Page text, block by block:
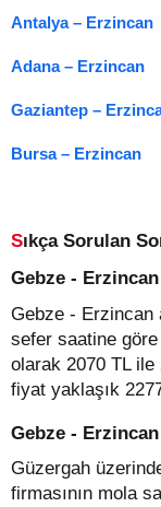
Antalya – Erzincan
Adana – Erzincan
Gaziantep –
Bursa – Erzincan
Sıkça Sorulan
Gebze -
Gebze - Erzincan
sefer saatine
olarak 2070 TL ile
fiyat yaklaşık
Gebze -
Güzergah
firmasının mola